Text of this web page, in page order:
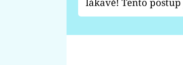
vhodný jen pro